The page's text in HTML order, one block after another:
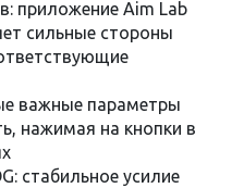
приложение Aim Lab
сильные стороны
важные параметры
нажимая на кнопки в
стабильное усилие